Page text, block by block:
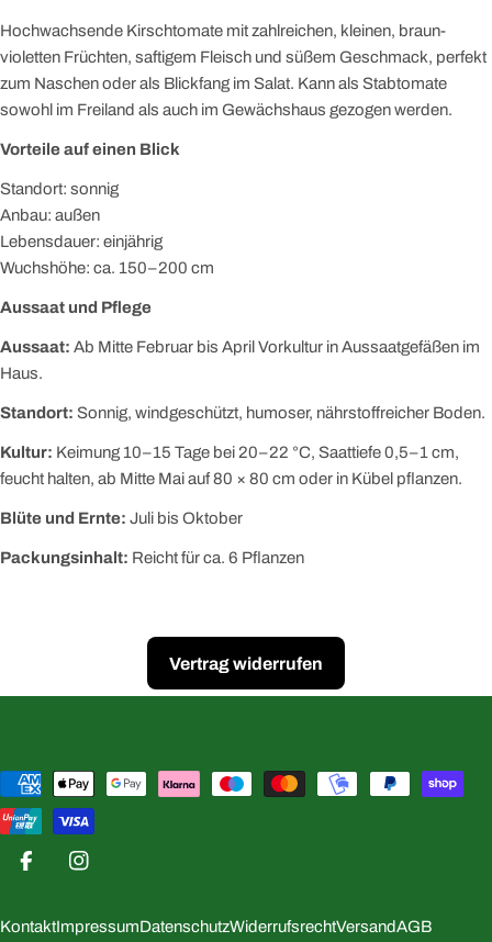
Hochwachsende Kirschtomate mit zahlreichen, kleinen, braun-
violetten Früchten, saftigem Fleisch und süßem Geschmack, perfekt
zum Naschen oder als Blickfang im Salat. Kann als Stabtomate
sowohl im Freiland als auch im Gewächshaus gezogen werden.
Vorteile auf einen Blick
Standort: sonnig
Anbau: außen
Lebensdauer: einjährig
Wuchshöhe: ca. 150–200 cm
Aussaat und Pflege
Aussaat: Ab Mitte Februar bis April Vorkultur in Aussaatgefäßen im
Haus.
Standort: Sonnig, windgeschützt, humoser, nährstoffreicher Boden.
Kultur: Keimung 10–15 Tage bei 20–22 °C, Saattiefe 0,5–1 cm,
feucht halten, ab Mitte Mai auf 80 × 80 cm oder in Kübel pflanzen.
Blüte und Ernte: Juli bis Oktober
Packungsinhalt: Reicht für ca. 6 Pflanzen
Vertrag widerrufen
Zahlungsmethoden
FacebookInstagram
KontaktImpressumDatenschutzWiderrufsrechtVersandAGB